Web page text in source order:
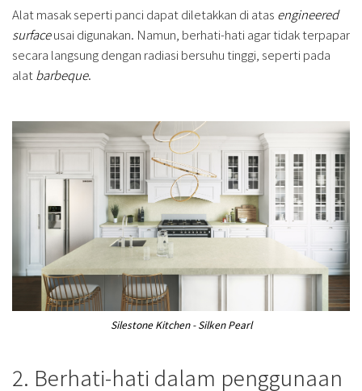
Alat masak seperti panci dapat diletakkan di atas engineered
surfaceusai digunakan. Namun, berhati-hati agar tidak terpapar
secara langsung dengan radiasi bersuhu tinggi, seperti pada
alatbarbeque.
Silestone Kitchen - Silken Pearl
2. Berhati-hati dalam penggunaan